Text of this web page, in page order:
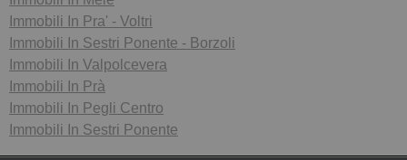
Immobili In Pra' - Voltri
Immobili In Sestri Ponente - Borzoli
Immobili In Valpolcevera
Immobili In Prà
Immobili In Pegli Centro
Immobili In Sestri Ponente